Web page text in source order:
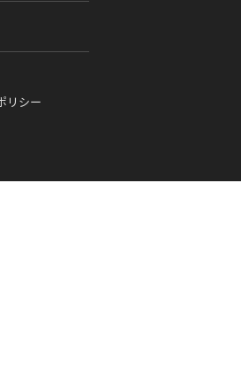
リシー